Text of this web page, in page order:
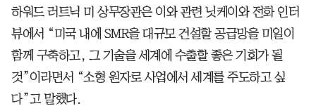
하워드 러트닉 미 상무장관은 이와 관련 닛케이와 전화 인터
뷰에서 “미국 내에 SMR을 대규모 건설할 공급망을 미일이
함께 구축하고, 그 기술을 세계에 수출할 좋은 기회가 될
것”이라면서 “소형 원자로 사업에서 세계를 주도하고 싶
다”고 말했다.